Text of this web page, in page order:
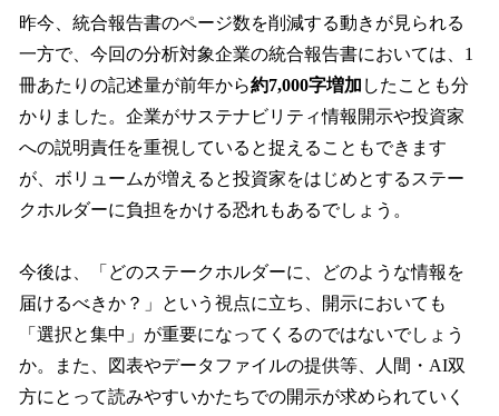
昨今、統合報告書のページ数を削減する動きが見られる
一方で、今回の分析対象企業の統合報告書においては、1
冊あたりの記述量が前年から約7,000字増加 したことも分
かりました。企業がサステナビリティ情報開示や投資家
への説明責任を重視していると捉えることもできます
が、ボリュームが増えると投資家をはじめとするステー
クホルダーに負担をかける恐れもあるでしょう。
今後は、「どのステークホルダーに、どのような情報を
届けるべきか？」という視点に立ち、開示においても
「選択と集中」が重要になってくるのではないでしょう
か。また、図表やデータファイルの提供等、人間・AI双
方にとって読みやすいかたちでの開示が求められていく